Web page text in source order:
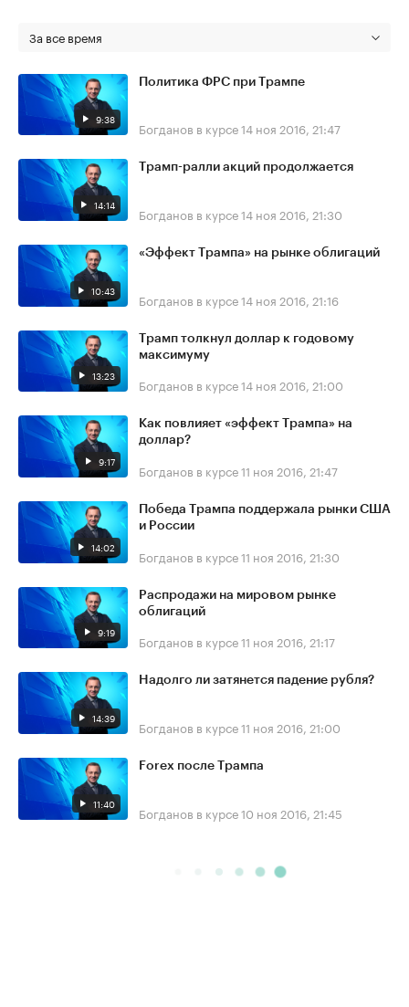
За все время
9:38
Политика ФРС при Трампе
Богданов в курсе14 ноя 2016, 21:47
14:14
Трамп-ралли акций продолжается
Богданов в курсе14 ноя 2016, 21:30
10:43
«Эффект Трампа» на рынке облигаций
Богданов в курсе14 ноя 2016, 21:16
13:23
Трамп толкнул доллар к годовому
максимуму
Богданов в курсе14 ноя 2016, 21:00
9:17
Как повлияет «эффект Трампа» на
доллар?
Богданов в курсе11 ноя 2016, 21:47
14:02
Победа Трампа поддержала рынки США
и России
Богданов в курсе11 ноя 2016, 21:30
9:19
Распродажи на мировом рынке
облигаций
Богданов в курсе11 ноя 2016, 21:17
14:39
Надолго ли затянется падение рубля?
Богданов в курсе11 ноя 2016, 21:00
11:40
Forex после Трампа
Богданов в курсе10 ноя 2016, 21:45